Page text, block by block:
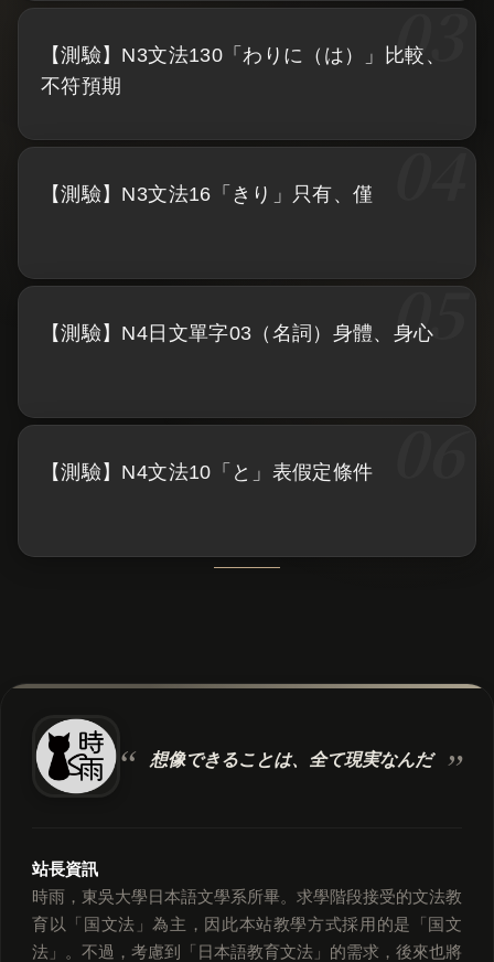
【測驗】N3文法130「わりに（は）」比較、
不符預期
【測驗】N3文法16「きり」只有、僅
【測驗】N4日文單字03（名詞）身體、身心
【測驗】N4文法10「と」表假定條件
想像できることは、 全て現実なんだ
站長資訊
時雨，東吳大學日本語文學系所畢。求學階段接受的文法教
育以「国文法」為主，因此本站教學方式採用的是「国文
法」。不過，考慮到「日本語教育文法」的需求，後來也將